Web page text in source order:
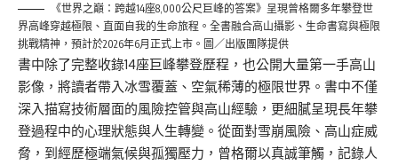
《世界之巔：跨越14座8,000公尺巨峰的答案》呈現曾格爾多年攀登世
界高峰穿越極限、直面自我的生命旅程。全書融合高山攝影、生命書寫與極限
挑戰精神，預計於2026年6月正式上市。圖／出版團隊提供
書中除了完整收錄14座巨峰攀登歷程，也公開大量第一手高山
影像，將讀者帶入冰雪覆蓋、空氣稀薄的極限世界。書中不僅
深入描寫技術層面的風險控管與高山經驗，更細膩呈現長年攀
登過程中的心理狀態與人生轉變。從面對雪崩風險、高山症威
脅，到經歷極端氣候與孤獨壓力，曾格爾以真誠筆觸，記錄人